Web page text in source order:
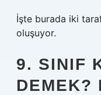
İşte burada iki
oluşuyor.
9. SINIF
DEMEK?